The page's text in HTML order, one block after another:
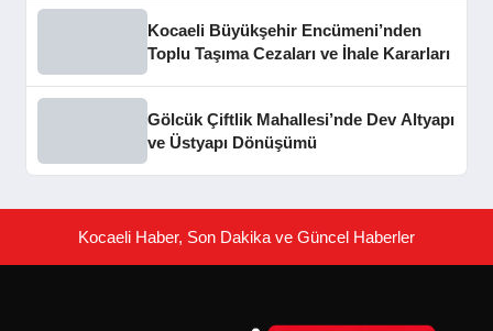
Kocaeli Büyükşehir Encümeni’nden
Toplu Taşıma Cezaları ve İhale Kararları
Gölcük Çiftlik Mahallesi’nde Dev Altyapı
ve Üstyapı Dönüşümü
Kocaeli Haber, Son Dakika ve Güncel Haberler